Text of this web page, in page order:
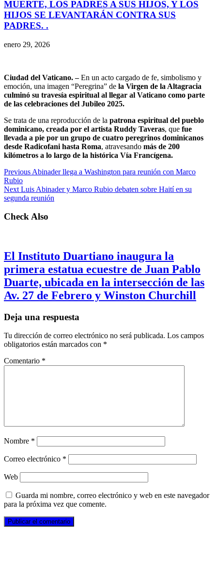
MUERTE, LOS PADRES A SUS HIJOS, Y LOS
HIJOS SE LEVANTARÁN CONTRA SUS
PADRES. .
enero 29, 2026
Ciudad del Vaticano. –En un acto cargado de fe, simbolismo y
emoción, una imagen “Peregrina” de la Virgen de la Altagracia
culminó su travesía espiritual al llegar al Vaticano como parte
de las celebraciones del Jubileo 2025.
Se trata de una reproducción de la patrona espiritual del pueblo
dominicano, creada por el artista Ruddy Taveras, que fue
llevada a pie por un grupo de cuatro peregrinos dominicanos
desde Radicofani hasta Roma, atravesando más de 200
kilómetros a lo largo de la histórica Vía Francígena.
Previous Abinader llega a Washington para reunión con Marco
Rubio
Next Luis Abinader y Marco Rubio debaten sobre Haití en su
segunda reunión
Check Also
El Instituto Duartiano inaugura la
primera estatua ecuestre de Juan Pablo
Duarte, ubicada en la intersección de las
Av. 27 de Febrero y Winston Churchill
Deja una respuesta
Tu dirección de correo electrónico no será publicada. Los campos
obligatorios están marcados con *
Comentario *
Nombre *
Correo electrónico *
Web
Guarda mi nombre, correo electrónico y web en este navegador
para la próxima vez que comente.